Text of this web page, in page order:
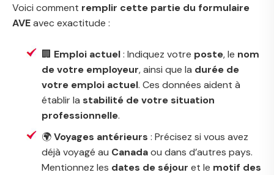
Voici comment remplir cette partie du formulaire
AVEavec exactitude :
🏢 Emploi actuel: Indiquez votre poste, le nom
de votre employeur, ainsi que la durée de
votre emploi actuel. Ces données aident à
établir la stabilité de votre situation
professionnelle.
🌍Voyages antérieurs : Précisez si vous avez
déjà voyagé au Canadaou dans d’autres pays.
Mentionnez les dates de séjour et le motif des